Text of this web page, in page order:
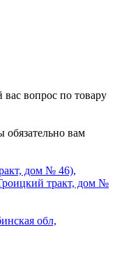
вопрос по товару
вам
дом № 46),
тракт, дом №
обл,